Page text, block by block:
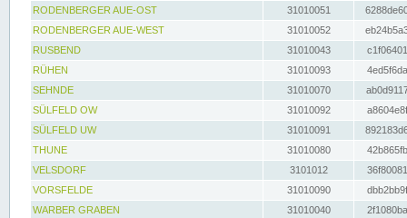
RODENBERGER AUE-OST
31010051
RODENBERGER AUE-WEST
31010052
RUSBEND
31010043
RÜHEN
31010093
SEHNDE
31010070
SÜLFELD OW
31010092
SÜLFELD UW
31010091
THUNE
31010080
VELSDORF
3101012
VORSFELDE
31010090
WARBER GRABEN
31010040